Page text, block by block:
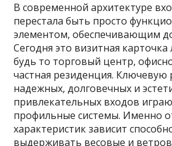
В современной архитектуре
перестала быть просто
элементом, обеспечивающим
Сегодня это визитная
будь то торговый центр,
частная резиденция. Ключевую
надежных, долговечных и
привлекательных входов
профильные системы. Именно
характеристик зависит
выдерживать весовые и